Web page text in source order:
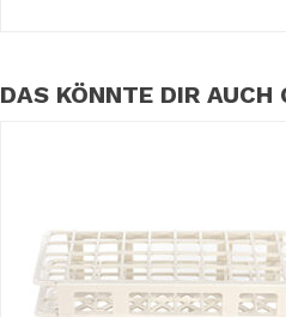
DAS KÖNNTE DIR